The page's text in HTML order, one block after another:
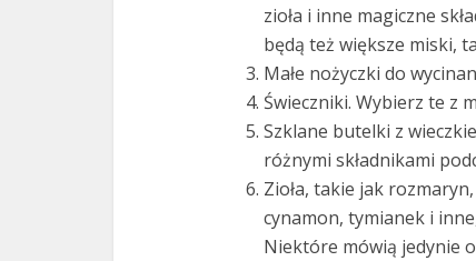
zioła i inne magiczne
będą też większe miski,
Małe nożyczki do
Świeczniki. Wybierz te z
Szklane butelki z
różnymi składnikami
Zioła, takie jak
cynamon, tymianek i
Niektóre mówią jedynie o